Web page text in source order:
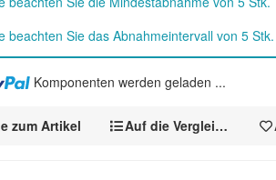
zum Artikel Auf die Vergleichsliste
beachten Sie das Abnahmeintervall von 5 Stk.
Komponenten werden geladen ...